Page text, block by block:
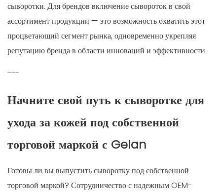
сыворотки. Для брендов включение сывороток в свой
ассортимент продукции — это возможность охватить этот
процветающий сегмент рынка, одновременно укрепляя
репутацию бренда в области инноваций и эффективности.
---
Начните свой путь к сыворотке для
ухода за кожей под собственной
торговой маркой с Gelan
Готовы ли вы выпустить сыворотку под собственной
торговой маркой? Сотрудничество с надежным OEM-